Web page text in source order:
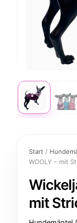
Start /
WOOLY – mit
mit
WOOLY
-
Strickkragen
Menge